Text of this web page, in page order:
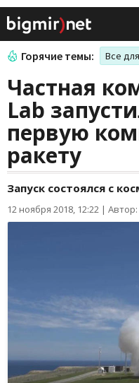
Горячие темы: Все
Частная
Lab
первую
ракету
Запуск состоялся с
12 ноября 2018, 12:22 |